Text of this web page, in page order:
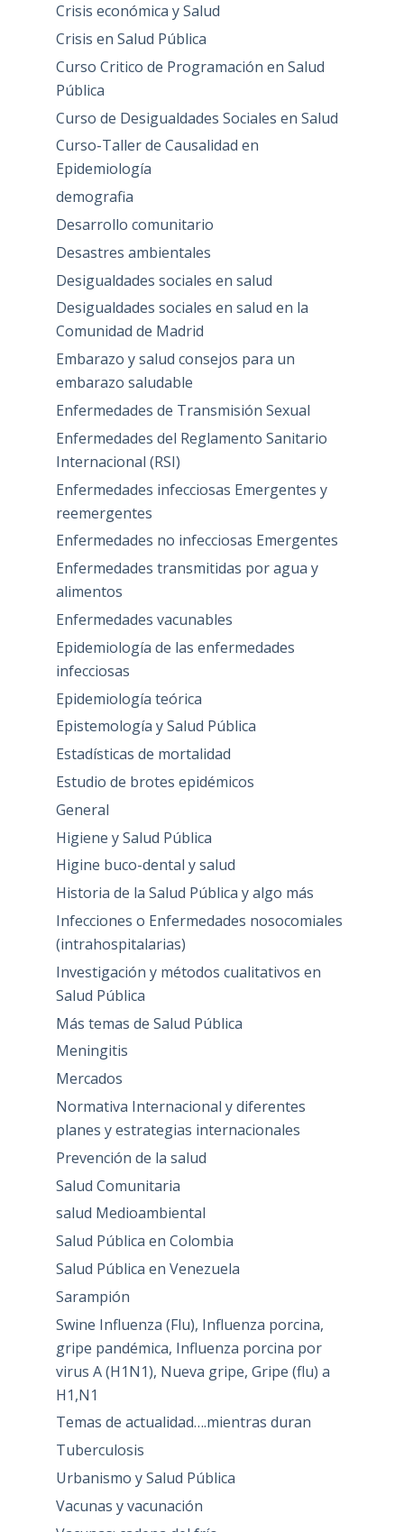
Crisis económica y Salud
Crisis en Salud Pública
Curso Critico de Programación en Salud
Pública
Curso de Desigualdades Sociales en Salud
Curso-Taller de Causalidad en
Epidemiología
demografia
Desarrollo comunitario
Desastres ambientales
Desigualdades sociales en salud
Desigualdades sociales en salud en la
Comunidad de Madrid
Embarazo y salud consejos para un
embarazo saludable
Enfermedades de Transmisión Sexual
Enfermedades del Reglamento Sanitario
Internacional (RSI)
Enfermedades infecciosas Emergentes y
reemergentes
Enfermedades no infecciosas Emergentes
Enfermedades transmitidas por agua y
alimentos
Enfermedades vacunables
Epidemiología de las enfermedades
infecciosas
Epidemiología teórica
Epistemología y Salud Pública
Estadísticas de mortalidad
Estudio de brotes epidémicos
General
Higiene y Salud Pública
Higine buco-dental y salud
Historia de la Salud Pública y algo más
Infecciones o Enfermedades nosocomiales
(intrahospitalarias)
Investigación y métodos cualitativos en
Salud Pública
Más temas de Salud Pública
Meningitis
Mercados
Normativa Internacional y diferentes
planes y estrategias internacionales
Prevención de la salud
Salud Comunitaria
salud Medioambiental
Salud Pública en Colombia
Salud Pública en Venezuela
Sarampión
Swine Influenza (Flu), Influenza porcina,
gripe pandémica, Influenza porcina por
virus A (H1N1), Nueva gripe, Gripe (flu) a
H1,N1
Temas de actualidad….mientras duran
Tuberculosis
Urbanismo y Salud Pública
Vacunas y vacunación